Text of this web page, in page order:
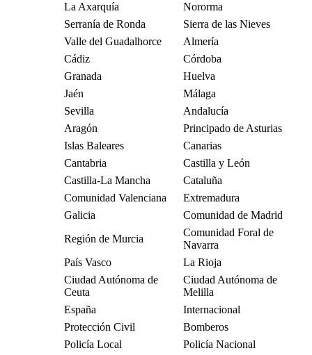
La Axarquía
Nororma
Serranía de Ronda
Sierra de las Nieves
Valle del Guadalhorce
Almería
Cádiz
Córdoba
Granada
Huelva
Jaén
Málaga
Sevilla
Andalucía
Aragón
Principado de Asturias
Islas Baleares
Canarias
Cantabria
Castilla y León
Castilla-La Mancha
Cataluña
Comunidad Valenciana
Extremadura
Galicia
Comunidad de Madrid
Región de Murcia
Comunidad Foral de
Navarra
País Vasco
La Rioja
Ciudad Autónoma de
Ceuta
Ciudad Autónoma de
Melilla
España
Internacional
Protección Civil
Bomberos
Policía Local
Policía Nacional